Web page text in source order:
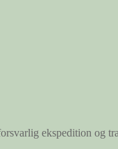
ekspedition og